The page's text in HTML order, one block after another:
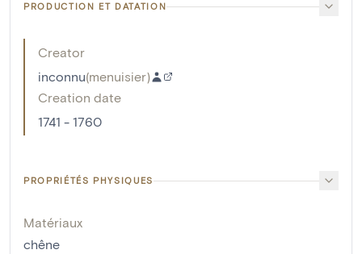
PRODUCTION ET DATATION
Creator
inconnu(menuisier)
Creation date
1741 - 1760
PROPRIÉTÉS PHYSIQUES
Matériaux
chêne